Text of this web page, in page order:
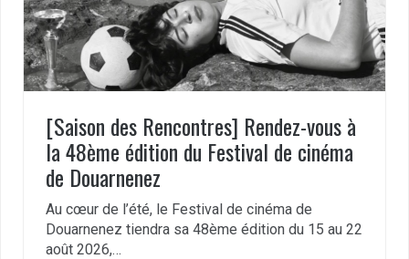
[Saison des Rencontres] Rendez-vous à
la 48ème édition du Festival de cinéma
de Douarnenez
Au cœur de l’été, le Festival de cinéma de
Douarnenez tiendra sa 48ème édition du 15 au 22
août 2026,…